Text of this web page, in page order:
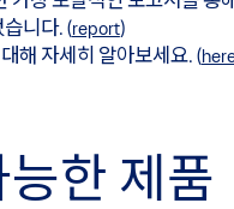
니다. (report)
해 자세히 알아보세요. (
능한 제품